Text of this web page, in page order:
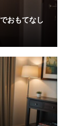
おもてなし